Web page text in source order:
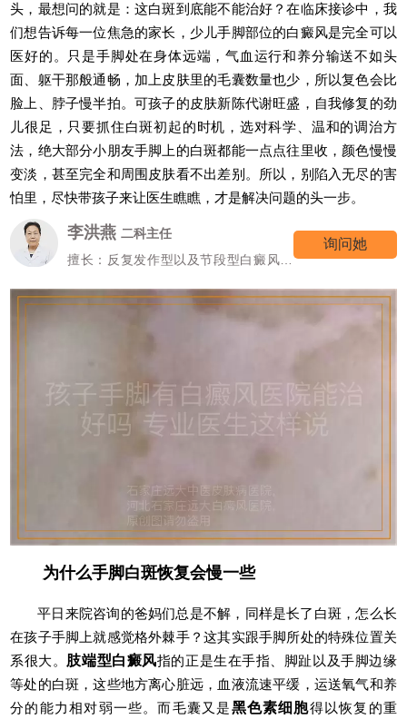
头，最想问的就是：这白斑到底能不能治好？在临床接诊中，我
们想告诉每一位焦急的家长，少儿手脚部位的白癜风是完全可以
医好的。只是手脚处在身体远端，气血运行和养分输送不如头
面、躯干那般通畅，加上皮肤里的毛囊数量也少，所以复色会比
脸上、脖子慢半拍。可孩子的皮肤新陈代谢旺盛，自我修复的劲
儿很足，只要抓住白斑初起的时机，选对科学、温和的调治方
法，绝大部分小朋友手脚上的白斑都能一点点往里收，颜色慢慢
变淡，甚至完全和周围皮肤看不出差别。所以，别陷入无尽的害
怕里，尽快带孩子来让医生瞧瞧，才是解决问题的头一步。
李洪燕 二科主任
擅长：反复发作型以及节段型白癜风诊
询问她
为什么手脚白斑恢复会慢一些
平日来院咨询的爸妈们总是不解，同样是长了白斑，怎么长
在孩子手脚上就感觉格外棘手？这其实跟手脚所处的特殊位置关
系很大。 肢端型白癜风指的正是生在手指、脚趾以及手脚边缘
等处的白斑，这些地方离心脏远，血液流速平缓，运送氧气和养
分的能力相对弱一些。而毛囊又是黑色素细胞得以恢复的重